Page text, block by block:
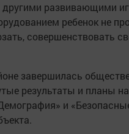
развивающими
ребенок не
совершенствовать
завершилась
результаты и планы
и